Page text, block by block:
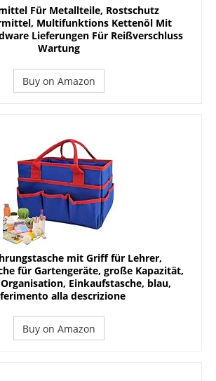
Für Metallteile, Rostschutz
Multifunktions Kettenöl Mit
Lieferungen Für Reißverschluss
Wartung
Buy on Amazon
mit Griff für Lehrer,
für Gartengeräte, große Kapazität,
Einkaufstasche, blau,
alla descrizione
Buy on Amazon